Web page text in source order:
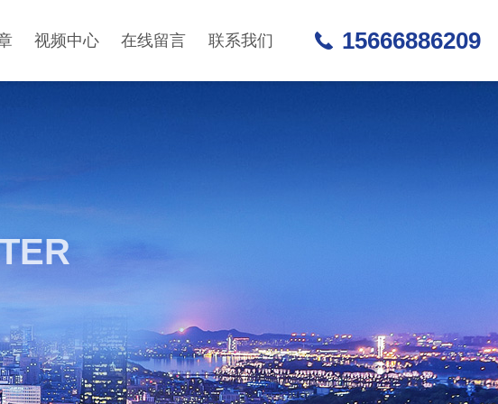
视频中心 在线留言 联系我们 15666886209